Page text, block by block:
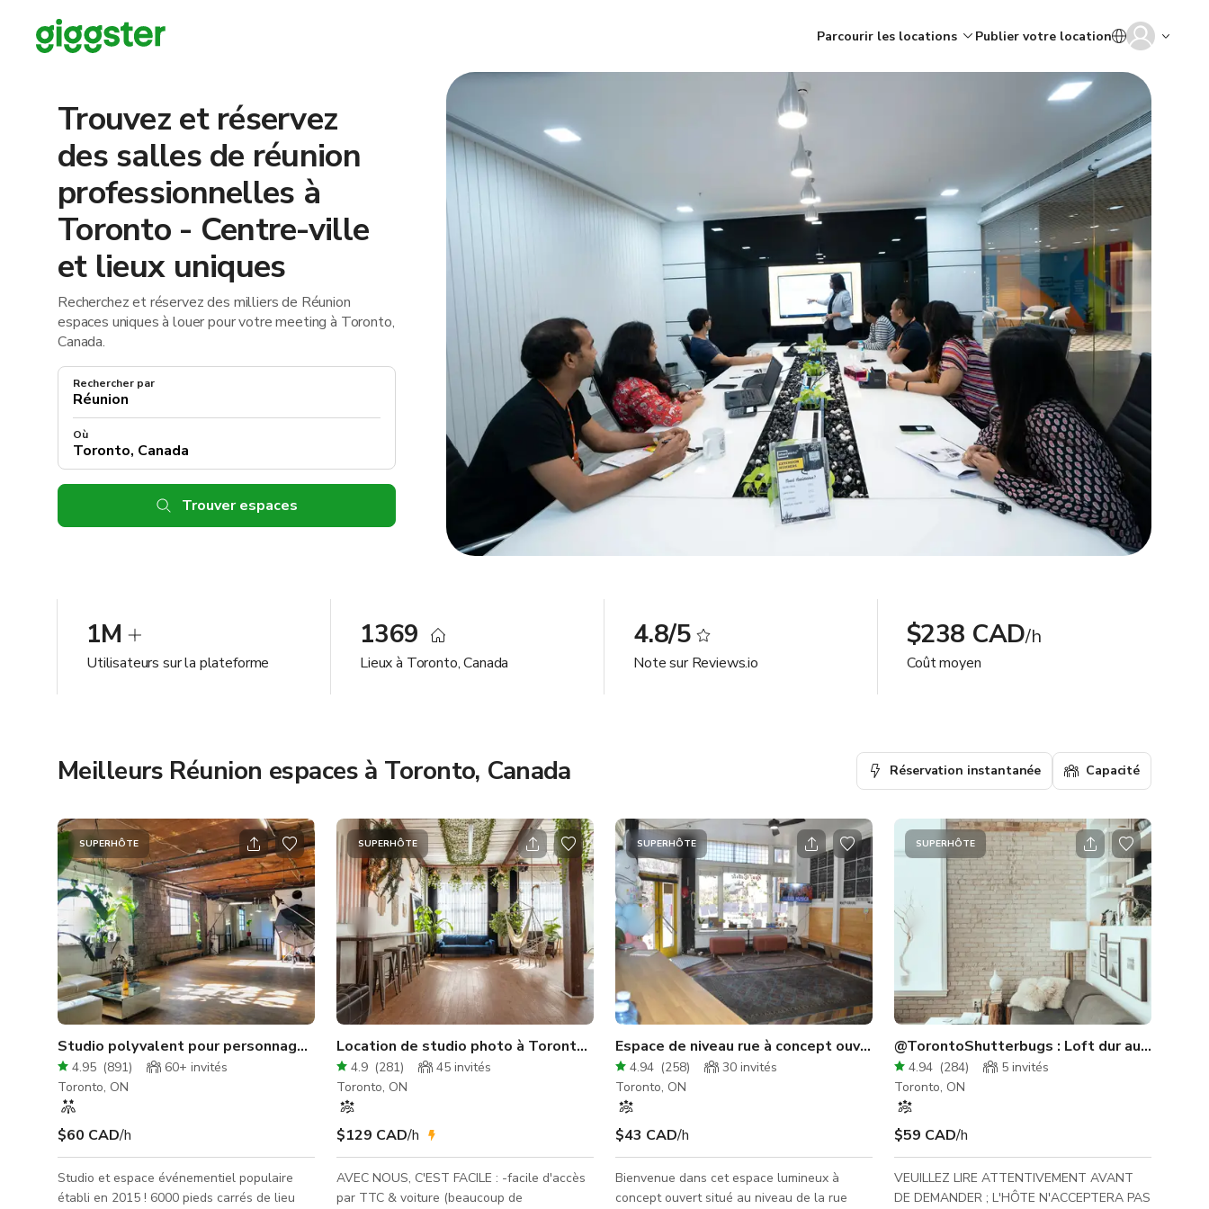
Parcourir les locations Publier votre location
Trouvez et réservez
des salles de réunion
professionnelles à
Toronto - Centre-ville
et lieux uniques
Recherchez et réservez des milliers de Réunion
espaces uniques à louer pour votre meeting à Toronto,
Canada.
Rechercher par
Où
Trouver espaces
1M
Utilisateurs sur la plateforme
1369
Lieux à Toronto, Canada
4.8/5
Note sur Reviews.io
$238 CAD/h
Coût moyen
Meilleurs Réunion espaces à Toronto, Canada Réservation instantanée Capacité
SUPERHÔTE
Studio polyvalent pour personnages divers
4.95 (891) 60+ invités
Toronto, ON
$60 CAD/h
Studio et espace événementiel populaire
établi en 2015 ! 6000 pieds carrés de lieu
SUPERHÔTE
Location de studio photo à Toronto & espace événementiel loft !
4.9 (281) 45 invités
Toronto, ON
$129 CAD/h
AVEC NOUS, C'EST FACILE : -facile d'accès
par TTC & voiture (beaucoup de
SUPERHÔTE
Espace de niveau rue à concept ouvert plein de caractère
4.94 (258) 30 invités
Toronto, ON
$43 CAD/h
Bienvenue dans cet espace lumineux à
concept ouvert situé au niveau de la rue
SUPERHÔTE
@TorontoShutterbugs : Loft dur au centre-
4.94 (284) 5 invités
Toronto, ON
$59 CAD/h
VEUILLEZ LIRE ATTENTIVEMENT AVANT
DE DEMANDER ; L'HÔTE N'ACCEPTERA PAS